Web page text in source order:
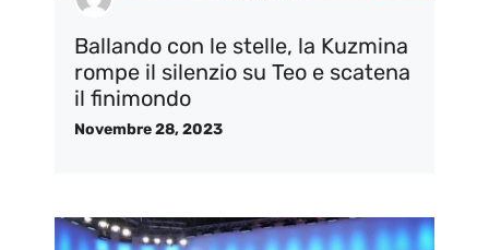
Ballando con le stelle, la Kuzmina
rompe il silenzio su Teo e scatena
il finimondo
Novembre 28, 2023